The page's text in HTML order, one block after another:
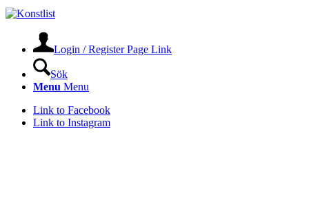
Login / Register Page Link
Sök
Menu Menu
Link to Facebook
Link to Instagram